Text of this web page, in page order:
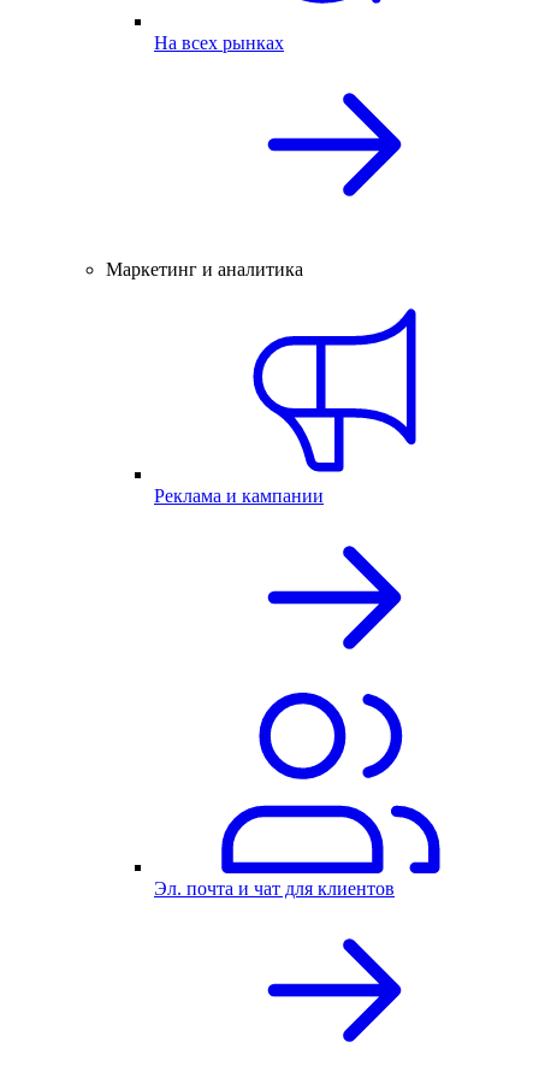
На всех рынках
Маркетинг и аналитика
Реклама и кампании
Эл. почта и чат для клиентов